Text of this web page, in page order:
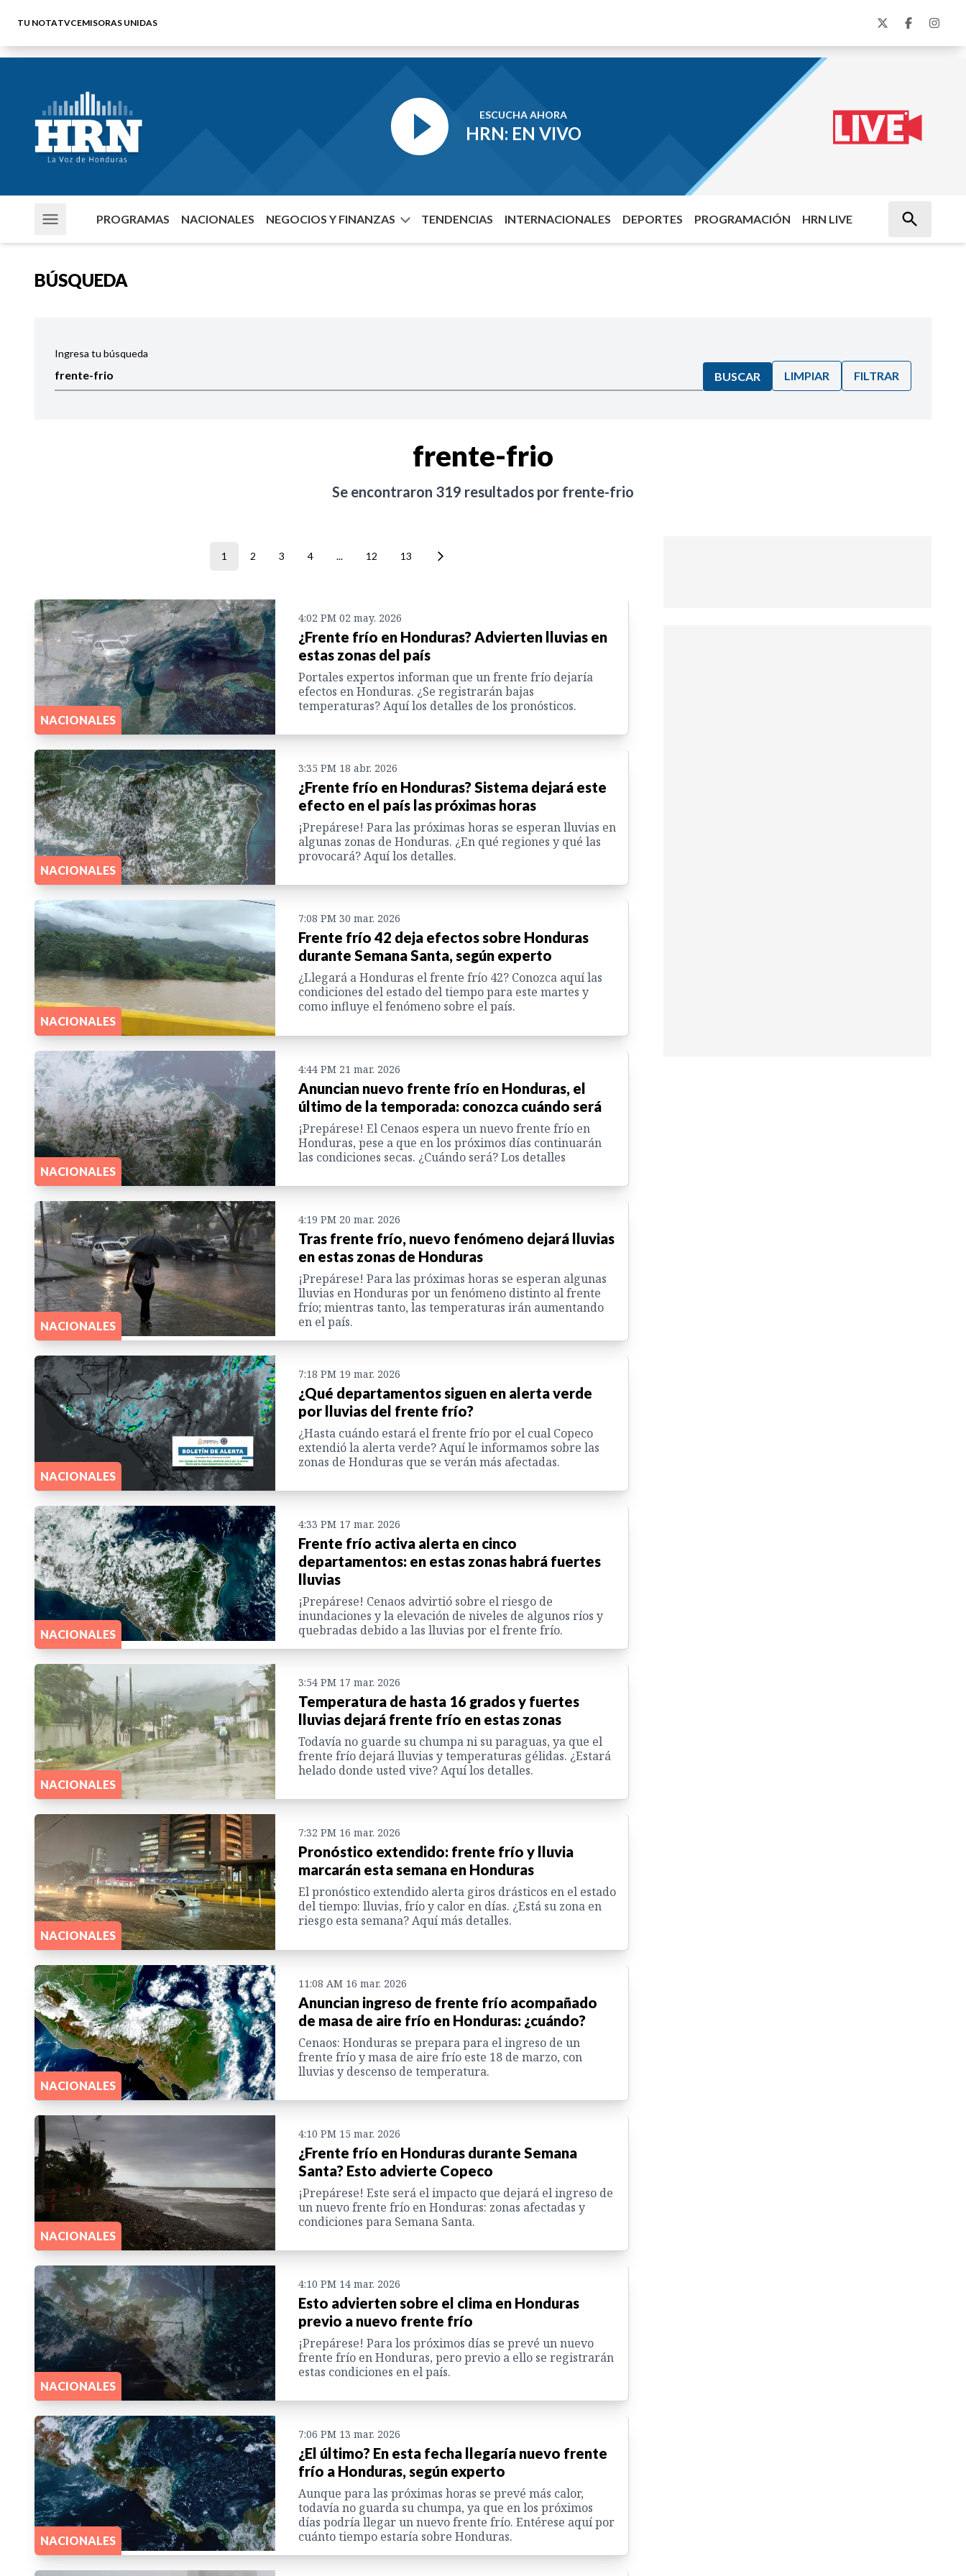
TU NOTATVCEMISORAS UNIDAS
ESCUCHA AHORA
HRN: EN VIVO
PROGRAMAS NACIONALES NEGOCIOS Y FINANZAS TENDENCIAS INTERNACIONALES DEPORTES PROGRAMACIÓN HRN LIVE
BÚSQUEDA
Ingresa tu búsqueda
BUSCAR LIMPIAR FILTRAR
frente-frio
Se encontraron 319 resultados por frente-frio
1 2 3 4 ... 12 13
NACIONALES
4:02 PM 02 may. 2026
¿Frente frío en Honduras? Advierten lluvias en
estas zonas del país
Portales expertos informan que un frente frío dejaría
efectos en Honduras. ¿Se registrarán bajas
temperaturas? Aquí los detalles de los pronósticos.
NACIONALES
3:35 PM 18 abr. 2026
¿Frente frío en Honduras? Sistema dejará este
efecto en el país las próximas horas
¡Prepárese! Para las próximas horas se esperan lluvias en
algunas zonas de Honduras. ¿En qué regiones y qué las
provocará? Aquí los detalles.
NACIONALES
7:08 PM 30 mar. 2026
Frente frío 42 deja efectos sobre Honduras
durante Semana Santa, según experto
¿Llegará a Honduras el frente frío 42? Conozca aquí las
condiciones del estado del tiempo para este martes y
como influye el fenómeno sobre el país.
NACIONALES
4:44 PM 21 mar. 2026
Anuncian nuevo frente frío en Honduras, el
último de la temporada: conozca cuándo será
¡Prepárese! El Cenaos espera un nuevo frente frío en
Honduras, pese a que en los próximos días continuarán
las condiciones secas. ¿Cuándo será? Los detalles
NACIONALES
4:19 PM 20 mar. 2026
Tras frente frío, nuevo fenómeno dejará lluvias
en estas zonas de Honduras
¡Prepárese! Para las próximas horas se esperan algunas
lluvias en Honduras por un fenómeno distinto al frente
frío; mientras tanto, las temperaturas irán aumentando
en el país.
NACIONALES
7:18 PM 19 mar. 2026
¿Qué departamentos siguen en alerta verde
por lluvias del frente frío?
¿Hasta cuándo estará el frente frío por el cual Copeco
extendió la alerta verde? Aquí le informamos sobre las
zonas de Honduras que se verán más afectadas.
NACIONALES
4:33 PM 17 mar. 2026
Frente frío activa alerta en cinco
departamentos: en estas zonas habrá fuertes
lluvias
¡Prepárese! Cenaos advirtió sobre el riesgo de
inundaciones y la elevación de niveles de algunos ríos y
quebradas debido a las lluvias por el frente frío.
NACIONALES
3:54 PM 17 mar. 2026
Temperatura de hasta 16 grados y fuertes
lluvias dejará frente frío en estas zonas
Todavía no guarde su chumpa ni su paraguas, ya que el
frente frío dejará lluvias y temperaturas gélidas. ¿Estará
helado donde usted vive? Aquí los detalles.
NACIONALES
7:32 PM 16 mar. 2026
Pronóstico extendido: frente frío y lluvia
marcarán esta semana en Honduras
El pronóstico extendido alerta giros drásticos en el estado
del tiempo: lluvias, frío y calor en días. ¿Está su zona en
riesgo esta semana? Aquí más detalles.
NACIONALES
11:08 AM 16 mar. 2026
Anuncian ingreso de frente frío acompañado
de masa de aire frío en Honduras: ¿cuándo?
Cenaos: Honduras se prepara para el ingreso de un
frente frío y masa de aire frío este 18 de marzo, con
lluvias y descenso de temperatura.
NACIONALES
4:10 PM 15 mar. 2026
¿Frente frío en Honduras durante Semana
Santa? Esto advierte Copeco
¡Prepárese! Este será el impacto que dejará el ingreso de
un nuevo frente frío en Honduras: zonas afectadas y
condiciones para Semana Santa.
NACIONALES
4:10 PM 14 mar. 2026
Esto advierten sobre el clima en Honduras
previo a nuevo frente frío
¡Prepárese! Para los próximos días se prevé un nuevo
frente frío en Honduras, pero previo a ello se registrarán
estas condiciones en el país.
NACIONALES
7:06 PM 13 mar. 2026
¿El último? En esta fecha llegaría nuevo frente
frío a Honduras, según experto
Aunque para las próximas horas se prevé más calor,
todavía no guarda su chumpa, ya que en los próximos
días podría llegar un nuevo frente frío. Entérese aquí por
cuánto tiempo estaría sobre Honduras.